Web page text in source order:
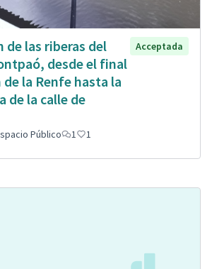
de las riberas del
desde el final
la Renfe hasta la
de la calle de
Acceptada
Público 1 1